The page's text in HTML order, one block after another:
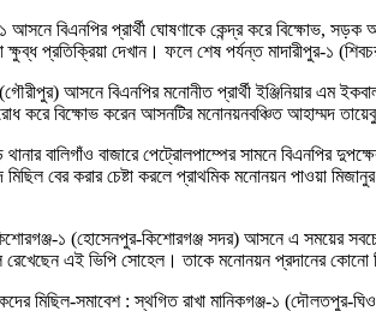
১ আসনে বিএনপির প্রার্থী ঘোষণাকে কেন্দ্র করে বিক্ষোভ,
ক্ষুব্ধ প্রতিক্রিয়া দেখান। ফলে শেষ পর্যন্ত মাদারীপুর-১
আসনে বিএনপির মনোনীত প্রার্থী ইঞ্জিনিয়ার
বিক্ষোভ করেন আসনটির মনোনয়নবঞ্চিত আহাম্মদ
থানার বালিগাঁও বাজারে পেট্রোলপাম্পের সামনে
বের করার চেষ্টা করলে প্রাথমিক মনোনয়ন পাওয়া
১ (হোসেনপুর-কিশোরগঞ্জ সদর) আসনে এ সময়ের
রেখেছেন এই ভিপি সোহেল। তাকে মনোনয়ন প্রদানের কোনো
মিছিল-সমাবেশ : স্থগিত রাখা মানিকগঞ্জ-১ (দৌলতপুর-